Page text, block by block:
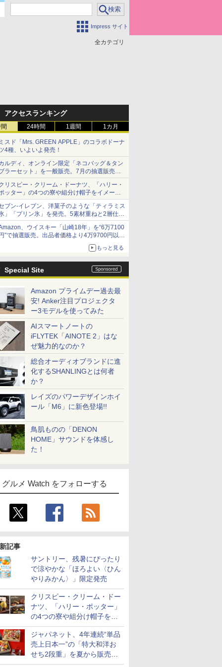
Impress サイト
全カテゴリ
アクセスランキング
24時間 1週間 1カ月
スド「Mrs. GREEN APPLE」のコラボドーナ
4種、いよいよ発売！
ルディ、オンライン限定「ネコバッグ＆タン
ラーセット」を一般販売。7月の抽選販売の
選無効分
リスピー・クリーム・ドーナツ、「ハリー・
ッター」の4つの寮や組分け帽子をイメージ
たドーナツなど発売
ブン-イレブン、洋菓子のような「ティラミス
」「プリン氷」を発売。5素材重ねと2層仕立
の濃厚な味わい
、ウイスキー「山崎18年」を“6万7100
”で抽選販売。出品者価格より4万9700円以上
もっと見る
Special Site
Amazon プライムデー過去最
安! Anker注目プロジェクタ
ー3モデルを使ってみた
AIスマートノートの
iFLYTEK「AINOTE 2」はな
ぜ魅力的なのか？
総合オーディオブランドに進
化するSHANLINGとは何者
か？
レイズのパワーデザインホイ
ール「M6」に新色登場!!
鳥肌ものの「DENON
HOME」サウンドを体感し
た！
グルメ Watch をフォローする
記事
サントリー、残暑にぴったり
で涼やかな「ほろよい〈ひん
やりみかん〉」限定発売
クリスピー・クリーム・ドー
ナツ、「ハリー・ポッター」
の4つの寮や組分け帽子をイ
メージしたドーナツなど発売
ジャパネット、4年連続“単品
売上日本一”の「特大和洋お
せち2段重」を夏から販売。
73品・年越しそば付き